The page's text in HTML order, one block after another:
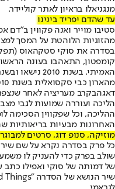
מנגניאלו בראיון לאתר קוליידר.
עד שהדם יפריד בינינו
סטיבו מוייר ואנה פקווין ב"דם
מהזוגיות הלוהטת על המסך
בסדרה את סוקי סטקהאוס
קומפטון, התאהבו בעונה
מהארון כבי סקסואלית בשנת 2010. בשנה האחרונה היא
דאגהבקרב מעריציה לאחר
הליכה ועוררה שמועות לגבי
ההליכה, וכל שפקווין הסכימה
האחרונות מבעיות בריאותיות
מוזיקה, סנופ דוג, סרטים
כל פרק בסדרה נקרא על שם שיר
שולב בפרק כדי להעניק לו